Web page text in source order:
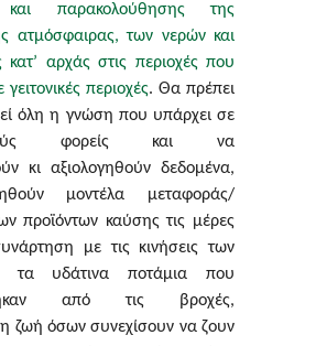
και παρακολούθησης της
ατμόσφαιρας, των νερών και
αρχάς στις περιοχές που
περιοχές. Θα πρέπει
όλη η γνώση που υπάρχει σε
φορείς και να
κι αξιολογηθούν δεδομένα,
μοντέλα μεταφοράς/
προϊόντων καύσης τις μέρες
με τις κινήσεις των
τα υδάτινα ποτάμια που
από τις βροχές,
ζωή όσων συνεχίσουν να ζουν